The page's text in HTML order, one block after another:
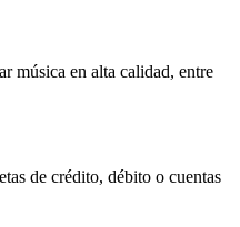
música en alta calidad, entre
de crédito, débito o cuentas